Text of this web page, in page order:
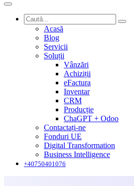
Acasă
Blog
Servicii
Soluții
Vânzări
Achiziții
eFactura
Inventar
CRM
Producție
ChaGPT + Odoo
Contactați-ne
Fonduri UE
Digital Transformation
Business Intelligence
+40750401076